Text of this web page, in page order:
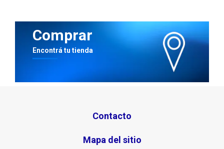
Comprar
Encontrá tu tienda
Contacto
Mapa del sitio